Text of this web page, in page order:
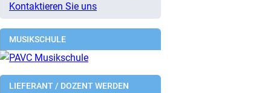
Kontaktieren Sie uns
MUSIKSCHULE
LIEFERANT / DOZENT WERDEN